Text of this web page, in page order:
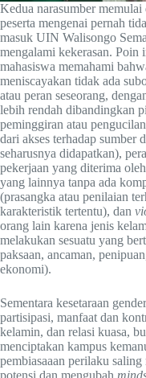
Kedua narasumber
peserta mengenai pernah
masuk UIN Walisongo
mengalami kekerasan. Poin
mahasiswa memahami
meniscayakan tidak ada
atau peran seseorang,
lebih rendah dibandingkan
peminggiran atau
dari akses terhadap sumber
seharusnya didapatkan),
pekerjaan yang diterima
yang lainnya tanpa ada
(prasangka atau penilaian
karakteristik tertentu), dan
orang lain karena jenis
melakukan sesuatu yang
paksaan, ancaman,
ekonomi).
Sementara kesetaraan
partisipasi, manfaat dan
kelamin, dan relasi kuasa,
menciptakan kampus
pembiasaaan perilaku
potensi dan mengubah